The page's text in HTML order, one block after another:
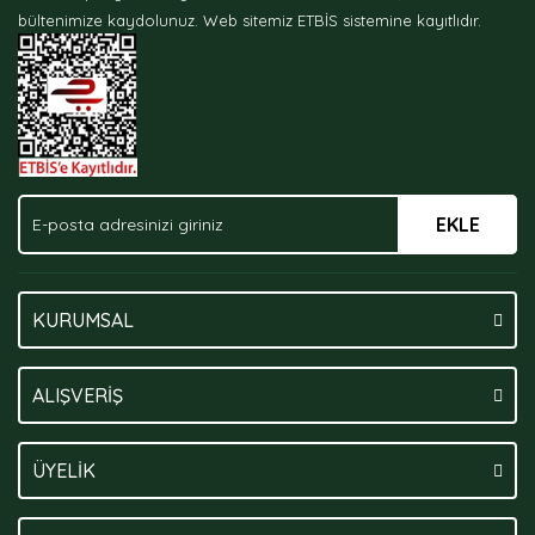
Ürün fiyatı diğer sitelerden daha pahalı.
Bu ürüne benzer farklı alternatifler olmalı.
bültenimize kaydolunuz. Web sitemiz ETBİS sistemine kayıtlıdır.
EKLE
KURUMSAL
ALIŞVERİŞ
ÜYELİK